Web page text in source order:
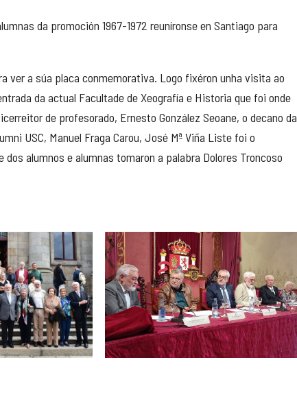
da promoción 1967-1972 reuníronse en Santiago para
ver a súa placa conmemorativa. Logo fixéron unha visita ao
da actual Facultade de Xeografía e Historia que foi onde
de profesorado, Ernesto González Seoane, o decano da
USC, Manuel Fraga Carou, José Mª Viña Liste foi o
alumnos e alumnas tomaron a palabra Dolores Troncoso